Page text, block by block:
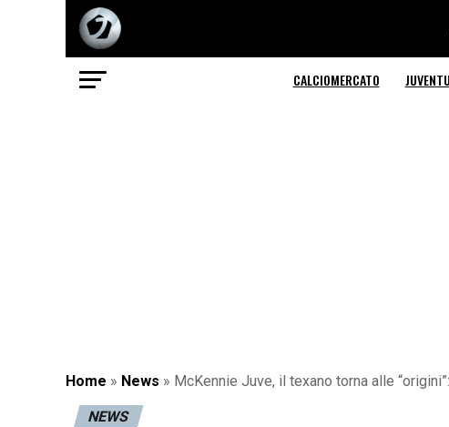
CALCIOMERCATO
Home » News » McKennie Juve, il texano torna alle
NEWS